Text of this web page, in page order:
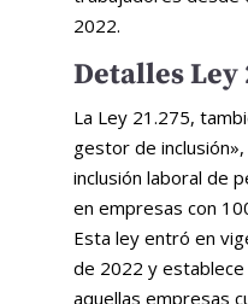
2022.
Detalles Ley
La Ley 21.275,
gestor de
inclusión laboral de
en empresas con
Esta ley entró en
de 2022 y establece
aquellas empresas